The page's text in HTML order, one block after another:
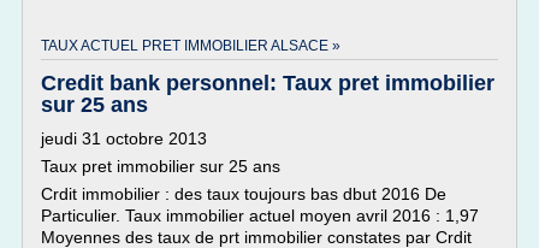
TAUX ACTUEL PRET IMMOBILIER ALSACE »
Credit bank personnel: Taux pret immobilier
sur 25 ans
jeudi 31 octobre 2013
Taux pret immobilier sur 25 ans
Crdit immobilier : des taux toujours bas dbut 2016 De
Particulier. Taux immobilier actuel moyen avril 2016 : 1,97
Moyennes des taux de prt immobilier constates par Crdit